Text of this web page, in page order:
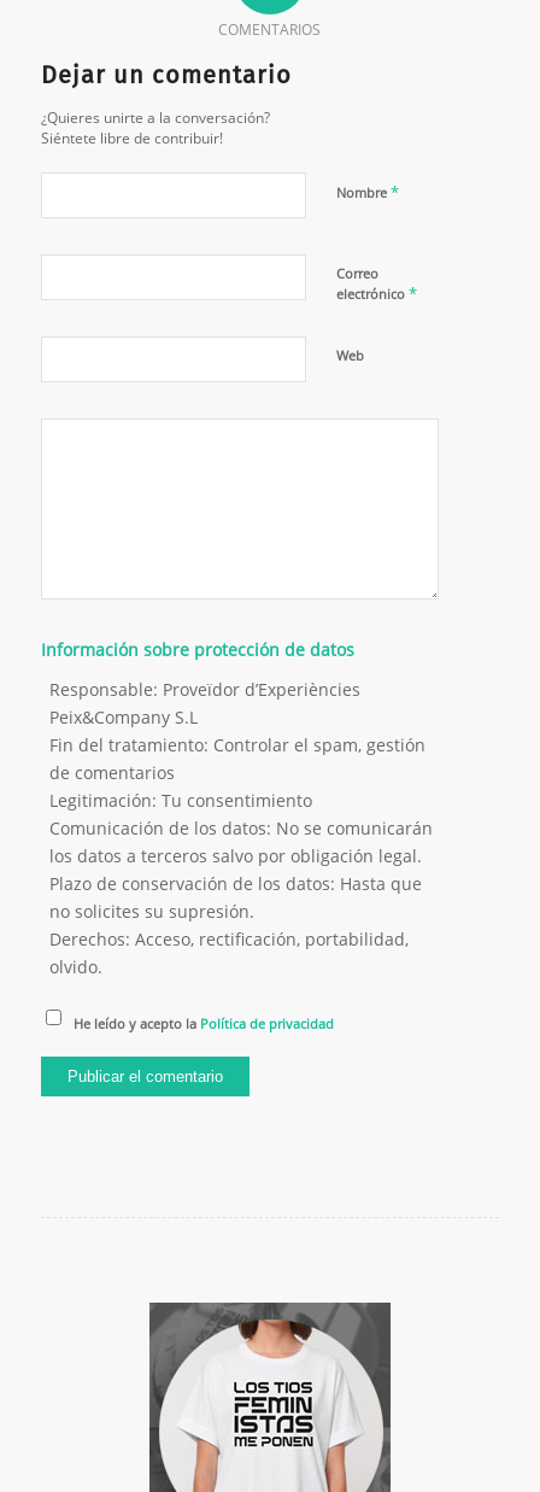
COMENTARIOS
Dejar un comentario
¿Quieres unirte a la conversación?
Siéntete libre de contribuir!
Nombre *
Correo
electrónico *
Web
Información sobre protección de datos
Responsable: Proveïdor d’Experiències
Peix&Company S.L
Fin del tratamiento: Controlar el spam, gestión
de comentarios
Legitimación: Tu consentimiento
Comunicación de los datos: No se comunicarán
los datos a terceros salvo por obligación legal.
Plazo de conservación de los datos: Hasta que
no solicites su supresión.
Derechos: Acceso, rectificación, portabilidad,
olvido.
He leído y acepto la Política de privacidad